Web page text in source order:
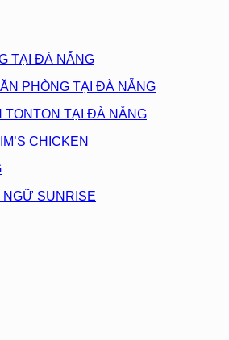
TẠI ĐÀ NẴNG
PHÒNG TẠI ĐÀ NẴNG
TONTON TẠI ĐÀ NẴNG
CHICKEN
NGỮ SUNRISE